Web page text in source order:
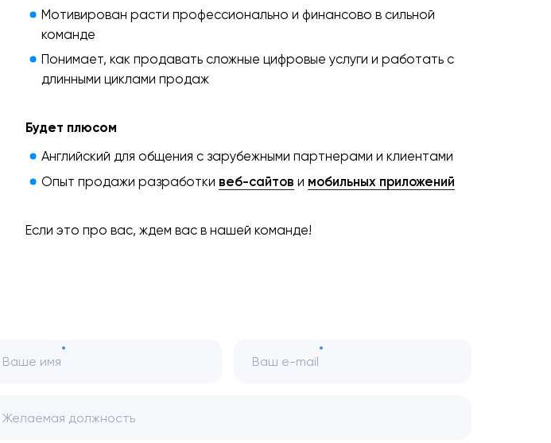
Мотивирован расти профессионально и финансово в сильной
команде
Понимает, как продавать сложные цифровые услуги и работать с
длинными циклами продаж
Будет плюсом
Английский для общения с зарубежными партнерами и клиентами
Опыт продажи разработки веб-сайтов и мобильных приложений
Если это про вас, ждем вас в нашей команде!
Ваше имя Ваш e-mail
Желаемая должность